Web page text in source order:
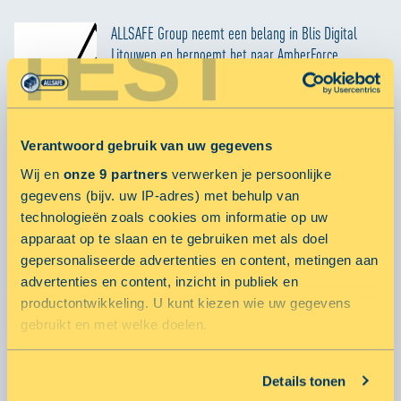
TEST
Verantwoord gebruik van uw gegevens
Wij en onze 9 partners verwerken je persoonlijke
gegevens (bijv. uw IP-adres) met behulp van
technologieën zoals cookies om informatie op uw
apparaat op te slaan en te gebruiken met als doel
gepersonaliseerde advertenties en content, metingen aan
advertenties en content, inzicht in publiek en
productontwikkeling. U kunt kiezen wie uw gegevens
gebruikt en met welke doelen.
Details tonen
ALLSAFE Group neemt een belang in Blis Digital
Litouwen en hernoemt het naar AmberForce
18 maart 2025 door niels
Kwartaalupdate ALLSAFE Care & Stichting4Life - Q4
2 januari 2025 door ALLSAFE
ALLSAFE en 50five lanceren landelijk netwerk van
micrologistic hubs
14 oktober 2024 door martijn
MEER ARTIKELEN
POPULARE ARTIKELEN